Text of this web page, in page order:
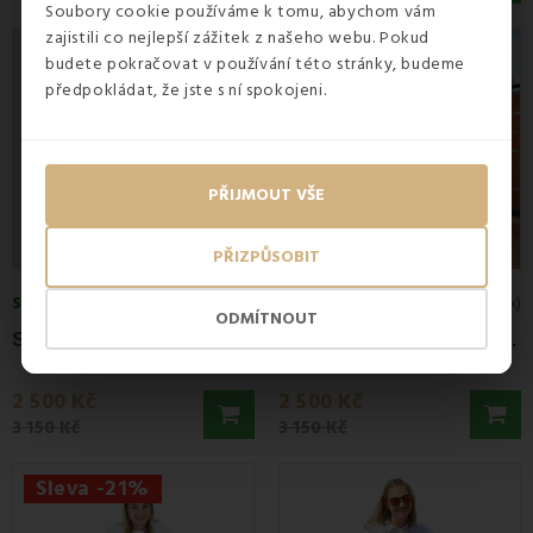
Soubory cookie používáme k tomu, abychom vám
zajistili co nejlepší zážitek z našeho webu. Pokud
budete pokračovat v používání této stránky, budeme
předpokládat, že jste s ní spokojeni.
ODMÍTNOUT
PŘIZPŮSOBIT
PŘIJMOUT VŠE
Sleva -21%
SKLADEM
2 500 Kč
Sleva -21%
Sedací vak hruška oranžová EMI
Sleva -21%